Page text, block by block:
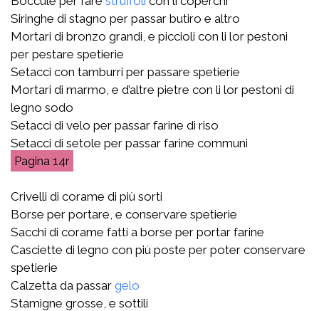
Siringhe di stagno per passar butiro e altro
Mortari di bronzo grandi, e piccioli con li lor pestoni
per pestare spetierie
Setacci con tamburri per passare spetierie
Mortari di marmo, e d’altre pietre con li lor pestoni di
legno sodo
Setacci di velo per passar farine di riso
Setacci di setole per passar farine communi
14r
Crivelli di corame di più sorti
Borse per portare, e conservare spetierie
Sacchi di corame fatti a borse per portar farine
Casciette di legno con più poste per poter conservare
spetierie
Calzetta da passar gelo
Stamigne grosse, e sottili